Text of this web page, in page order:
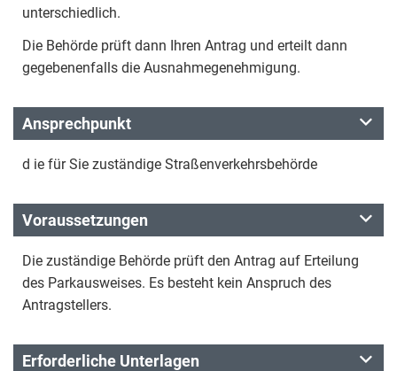
unterschiedlich.
Die Behörde prüft dann Ihren Antrag und erteilt dann
gegebenenfalls die Ausnahmegenehmigung.
Ansprechpunkt
d ie für Sie zuständige Straßenverkehrsbehörde
Voraussetzungen
Die zuständige Behörde prüft den Antrag auf Erteilung
des Parkausweises. Es besteht kein Anspruch des
Antragstellers.
Erforderliche Unterlagen